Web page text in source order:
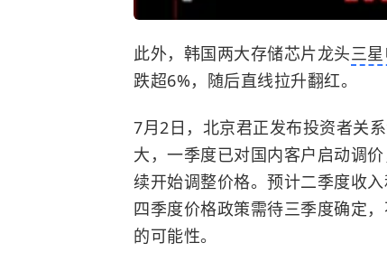
此外，韩国两大存储芯片龙头三
跌超6%，随后直线拉升翻红。
7月2日，北京君正发布投资者关
大，一季度已对国内客户启动调
续开始调整价格。预计二季度收
四季度价格政策需待三季度确定
的可能性。